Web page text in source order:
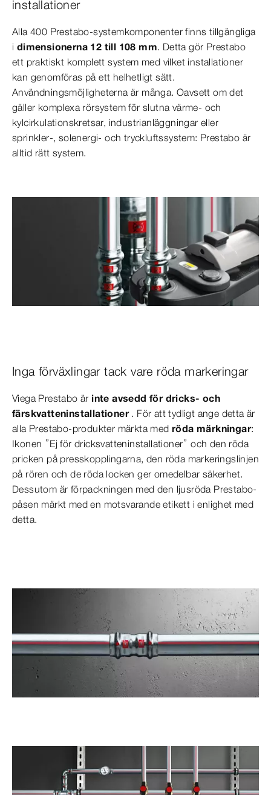
installationer
Alla 400 Prestabo-systemkomponenter finns tillgängliga
i dimensionerna 12 till 108 mm. Detta gör Prestabo
ett praktiskt komplett system med vilket installationer
kan genomföras på ett helhetligt sätt.
Användningsmöjligheterna är många. Oavsett om det
gäller komplexa rörsystem för slutna värme- och
kylcirkulationskretsar, industrianläggningar eller
sprinkler-, solenergi- och tryckluftssystem: Prestabo är
alltid rätt system.
Inga förväxlingar tack vare röda markeringar
Viega Prestabo är inte avsedd för dricks- och
färskvatteninstallationer. För att tydligt ange detta är
alla Prestabo-produkter märkta med röda märkningar:
Ikonen ”Ej för dricksvatteninstallationer” och den röda
pricken på presskopplingarna, den röda markeringslinjen
på rören och de röda locken ger omedelbar säkerhet.
Dessutom är förpackningen med den ljusröda Prestabo-
påsen märkt med en motsvarande etikett i enlighet med
detta.